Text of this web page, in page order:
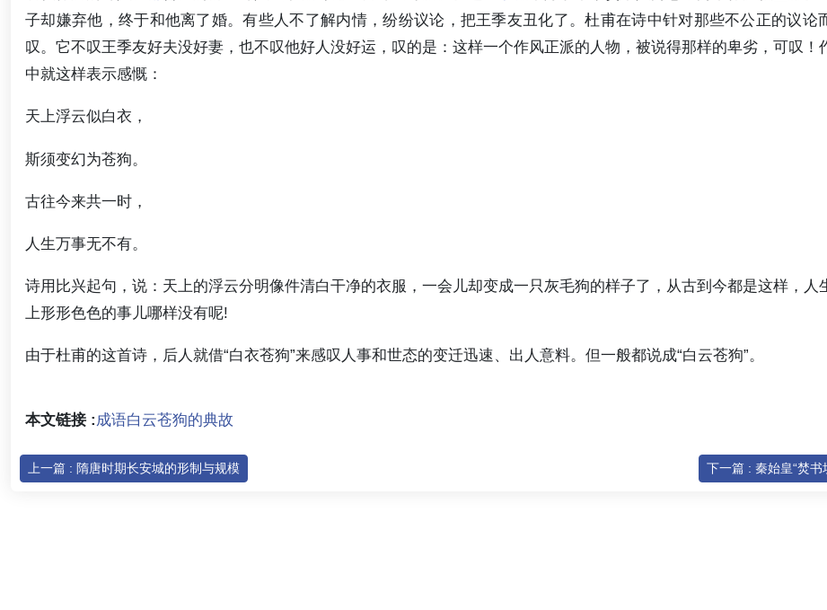
子却嫌弃他，终于和他离了婚。有些人不了解内情，纷纷议论，把王季友丑化了。杜甫在诗中针对那些不公正的议论
叹。它不叹王季友好夫没好妻，也不叹他好人没好运，叹的是：这样一个作风正派的人物，被说得那样的卑劣，可叹！
中就这样表示感慨：
天上浮云似白衣，
斯须变幻为苍狗。
古往今来共一时，
人生万事无不有。
诗用比兴起句，说：天上的浮云分明像件清白干净的衣服，一会儿却变成一只灰毛狗的样子了，从古到今都是这样，人
上形形色色的事儿哪样没有呢!
由于杜甫的这首诗，后人就借“白衣苍狗”来感叹人事和世态的变迁迅速、出人意料。但一般都说成“白云苍狗”。
本文链接 : 成语白云苍狗的典故
上一篇 : 隋唐时期长安城的形制与规模 下一篇 : 秦始皇“焚书